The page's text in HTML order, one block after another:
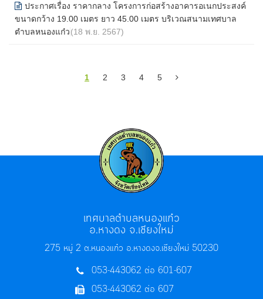
ประกาศเรื่อง ราคากลาง โครงการก่อสร้างอาคารอเนกประสงค์
ขนาดกว้าง 19.00 เมตร ยาว 45.00 เมตร บริเวณสนามเทศบาล
ตำบลหนองแก๋ว(18 พ.ย. 2567)
1 2 3 4 5
275 หมู่ 2 ต.หนองแก๋ว อ.หางดงจ.เชียงใหม่ 50230
เทศบาลตำบลหนองแก๋ว
อ.หางดง จ.เชียงใหม่
053-443062 ต่อ 601-607
053-443062 ต่อ 607